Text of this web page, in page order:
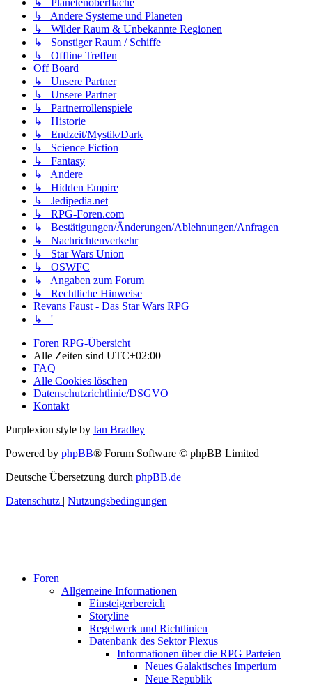
↳ Andere Systeme und Planeten
↳ Wilder Raum & Unbekannte Regionen
↳ Sonstiger Raum / Schiffe
↳ Offline Treffen
Off Board
↳ Unsere Partner
↳ Unsere Partner
↳ Partnerrollenspiele
↳ Historie
↳ Endzeit/Mystik/Dark
↳ Science Fiction
↳ Fantasy
↳ Andere
↳ Hidden Empire
↳ Jedipedia.net
↳ RPG-Foren.com
↳ Bestätigungen/Änderungen/Ablehnungen/Anfragen
↳ Nachrichtenverkehr
↳ Star Wars Union
↳ OSWFC
↳ Angaben zum Forum
↳ Rechtliche Hinweise
Revans Faust - Das Star Wars RPG
↳ '
Foren RPG-Übersicht
Alle Zeiten sind UTC+02:00
FAQ
Alle Cookies löschen
Datenschutzrichtlinie/DSGVO
Kontakt
Purplexion style by Ian Bradley
Powered by phpBB® Forum Software © phpBB Limited
Deutsche Übersetzung durch phpBB.de
Datenschutz | Nutzungsbedingungen
Foren
Allgemeine Informationen
Einsteigerbereich
Storyline
Regelwerk und Richtlinien
Datenbank des Sektor Plexus
Informationen über die RPG Parteien
Neues Galaktisches Imperium
Neue Republik